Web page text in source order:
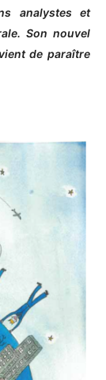
analystes et
Son nouvel
de paraître